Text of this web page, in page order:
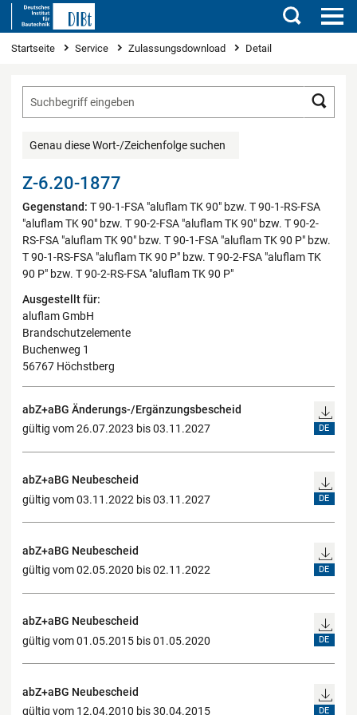
Suchen
Sie sind hier
Startseite Service Zulassungsdownload Detail
Genau diese Wort-/Zeichenfolge suchen
Z-6.20-1877
Gegenstand: T 90-1-FSA "aluflam TK 90" bzw. T 90-1-RS-FSA
"aluflam TK 90" bzw. T 90-2-FSA "aluflam TK 90" bzw. T 90-2-
RS-FSA "aluflam TK 90" bzw. T 90-1-FSA "aluflam TK 90 P" bzw.
T 90-1-RS-FSA "aluflam TK 90 P" bzw. T 90-2-FSA "aluflam TK
90 P" bzw. T 90-2-RS-FSA "aluflam TK 90 P"
Ausgestellt für:
aluflam GmbH
Brandschutzelemente
Buchenweg 1
56767 Höchstberg
abZ+aBG Änderungs-/Ergänzungsbescheid
gültig vom 26.07.2023 bis 03.11.2027
DE
abZ+aBG Neubescheid
gültig vom 03.11.2022 bis 03.11.2027
DE
abZ+aBG Neubescheid
gültig vom 02.05.2020 bis 02.11.2022
DE
abZ+aBG Neubescheid
gültig vom 01.05.2015 bis 01.05.2020
DE
abZ+aBG Neubescheid
gültig vom 12.04.2010 bis 30.04.2015
DE